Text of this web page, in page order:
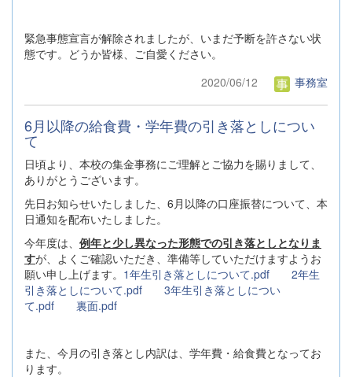
緊急事態宣言が解除されましたが、いまだ予断を許さない状
態です。どうか皆様、ご自愛ください。
2020/06/12
事務室
6月以降の給食費・学年費の引き落としについ
て
日頃より、本校の集金事務にご理解とご協力を賜りまして、
ありがとうございます。
先日お知らせいたしました、6月以降の口座振替について、本
日通知を配布いたしました。
今年度は、 例年と少し異なった形態での引き落としとなりま
すが、よくご確認いただき、準備等していただけますようお
願い申し上げます。 1年生引き落としについて.pdf
2年生
引き落としについて.pdf
3年生引き落としについ
て.pdf
裏面.pdf
また、今月の引き落とし内訳は、学年費・給食費となってお
ります。